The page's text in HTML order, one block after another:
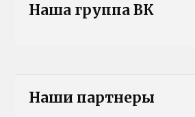
Наша группа ВК
Наши партнеры